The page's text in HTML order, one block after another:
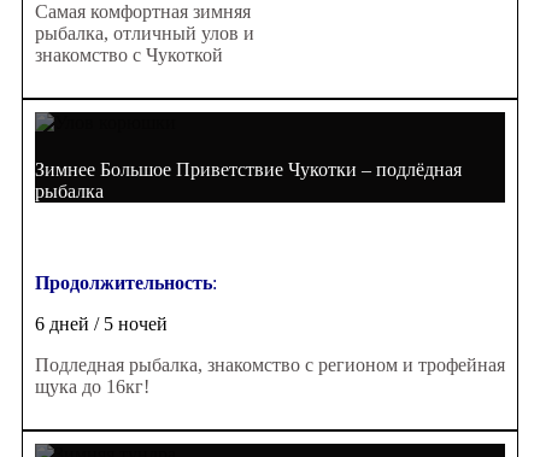
Самая комфортная зимняя
рыбалка, отличный улов и
знакомство с Чукоткой
Зимнее Большое Приветствие Чукотки – подлёдная
рыбалка
Продолжительность:
6 дней / 5 ночей
Подледная рыбалка, знакомство с регионом и трофейная
щука до 16кг!